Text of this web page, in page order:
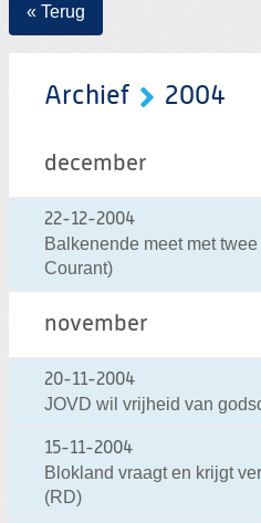
« Terug
Archief 2004
december
22-12-2004
Balkenende meet met
Courant)
november
20-11-2004
JOVD wil vrijheid van
15-11-2004
Blokland vraagt en krijgt
(RD)